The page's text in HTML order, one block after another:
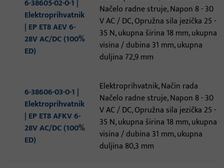
6-38605-02-0-1 |
Elektroprihvatnik
| EP ET8 AEV 6-
28V AC/DC (100%
ED)
Načelo radne struje, Napon 8 - 30
V AC / DC, Opružna sila jezička 25 -
35 N, ukupna širina 18 mm, ukupna
visina / dubina 31 mm, ukupna
duljina 72,9 mm
6-38606-03-0-1 |
Elektroprihvatnik
| EP ET8 AFKV 6-
28V AC/DC (100%
ED)
Elektroprihvatnik, Način rada
Načelo radne struje, Napon 8 - 30
V AC / DC, Opružna sila jezička 25 -
35 N, ukupna širina 18 mm, ukupna
visina / dubina 31 mm, ukupna
duljina 80,3 mm